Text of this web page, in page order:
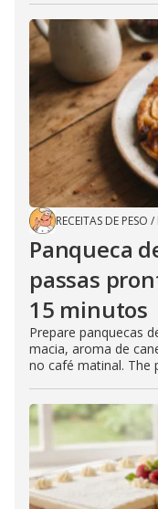
RECEITAS DE PESO /
Panqueca
passas
15 minutos
Prepare panquecas
macia, aroma de
no café matinal. The